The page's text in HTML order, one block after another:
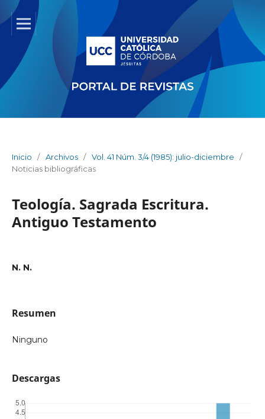
Inicio / Archivos / Vol. 41 Núm. 3/4 (1985): julio-diciembre
/
Noticias bibliográficas
Teología. Sagrada Escritura.
Antiguo Testamento
N. N.
Resumen
Ninguno
Descargas